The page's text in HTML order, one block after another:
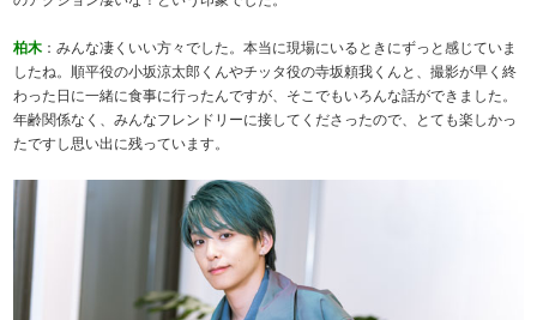
柏木 ：みんな凄くいい方々でした。本当に現場にいるときにずっと感じていま
したね。順平役の小坂涼太郎くんやチッタ役の寺坂頼我くんと、撮影が早く終
わった日に一緒に食事に行ったんですが、そこでもいろんな話ができました。
年齢関係なく、みんなフレンドリーに接してくださったので、とても楽しかっ
たですし思い出に残っています。